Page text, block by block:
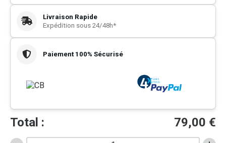
Livraison Rapide
Expédition sous 24/48h*
Paiement 100% Sécurisé
Total : 79,00 €